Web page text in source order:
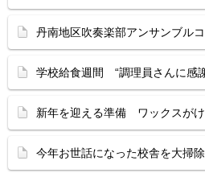
丹南地区吹奏楽部アンサンブル
学校給食週間 “調理員さんに感
新年を迎える準備 ワックスがけ
今年お世話になった校舎を大掃除